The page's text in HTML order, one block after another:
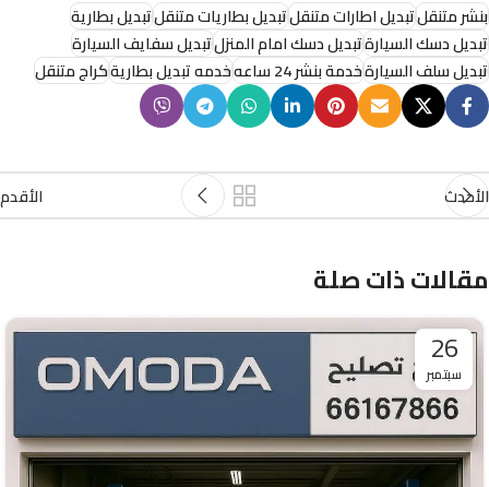
بنشر متنقلتبديل اطارات متنقلتبديل بطاريات متنقلتبديل بطارية
تبديل دسك السيارةتبديل دسك امام المنزلتبديل سفايف السيارة
تبديل سلف السيارةخدمة بنشر 24 ساعه خدمه تبديل بطاريةكراج متنقل
الأحدث الأقدم
مقالات ذات صلة
26
سبتمبر